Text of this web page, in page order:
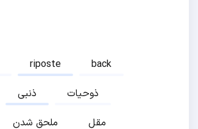
riposte
back
ذنبی
ذوحیات
ملحق شدن مقل